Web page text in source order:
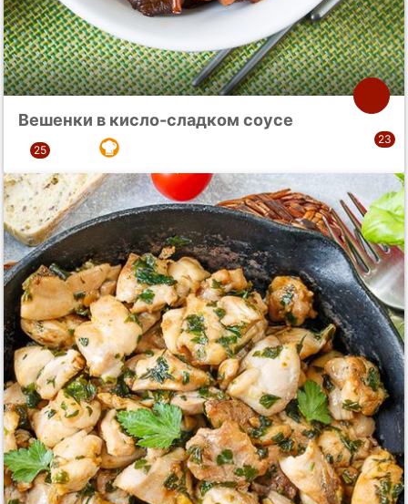
Вешенки в кисло-сладком соусе